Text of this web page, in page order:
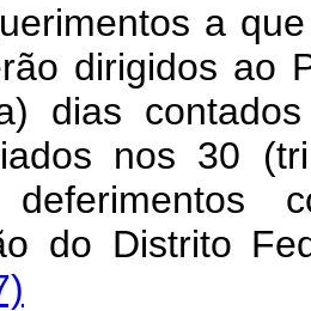
a
dirigidos ao
dias
nos 30
deferimentos
do Distrito